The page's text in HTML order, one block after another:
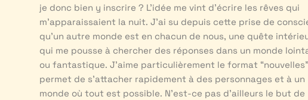
je donc bien y inscrire ? L’idée me vint d’écrire les rêves qui
m’apparaissaient la nuit. J’ai su depuis cette prise de
qu’un autre monde est en chacun de nous, une quête
qui me pousse à chercher des réponses dans un monde
ou fantastique. J’aime particulièrement le format
permet de s’attacher rapidement à des personnages et à un
monde où tout est possible. N’est-ce pas d’ailleurs le but de